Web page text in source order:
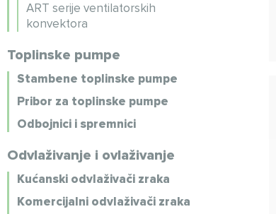
ART serije ventilatorskih
konvektora
Toplinske pumpe
Stambene toplinske pumpe
Pribor za toplinske pumpe
Odbojnici i spremnici
Odvlaživanje i ovlaživanje
Kućanski odvlaživači zraka
Komercijalni odvlaživači zraka